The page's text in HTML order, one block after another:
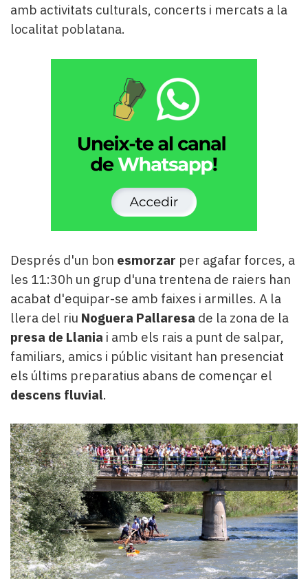
amb activitats culturals, concerts i mercats a la
localitat poblatana.
Després d'un bon esmorzar per agafar forces, a
les 11:30h un grup d'una trentena de raiers han
acabat d'equipar-se amb faixes i armilles. A la
llera del riu Noguera Pallaresa de la zona de la
presa de Llania i amb els rais a punt de salpar,
familiars, amics i públic visitant han presenciat
els últims preparatius abans de començar el
descens fluvial.